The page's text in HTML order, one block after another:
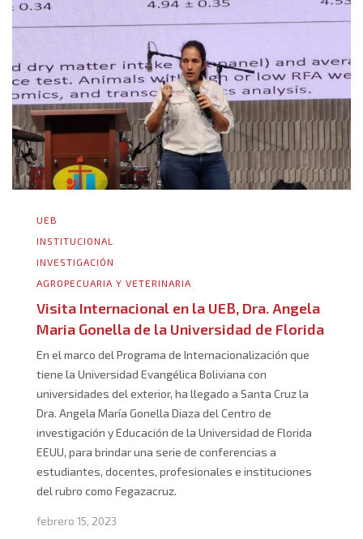
UEB
INSTITUCIONAL
INVESTIGACIÓN
AGROPECUARIA Y VETERINARIA
Visita Internacional en la UEB, Dra. Angela
Maria Gonella de la Universidad de Florida
En el marco del Programa de Internacionalización que
tiene la Universidad Evangélica Boliviana con
universidades del exterior, ha llegado a Santa Cruz la
Dra. Angela María Gonella Diaza del Centro de
investigación y Educación de la Universidad de Florida
EEUU, para brindar una serie de conferencias a
estudiantes, docentes, profesionales e instituciones
del rubro como Fegazacruz.
febrero 15, 2023